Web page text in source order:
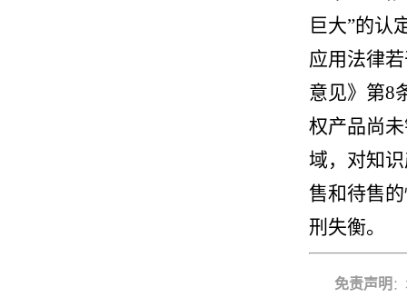
巨大”的认
应用法律
意见》第8
权产品尚
域，对知
售和待售
刑失衡。
免责声明